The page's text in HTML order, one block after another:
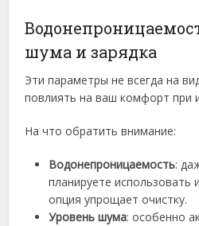
шума и зарядка
Эти параметры не всегда на
повлиять на ваш комфорт при
На что обратить внимание:
Водонепроницаемость:
планируете использовать
опция упрощает очистку.
Уровень шума: особенно